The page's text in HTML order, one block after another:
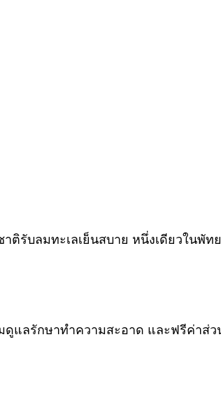
รับลมทะเลเย็นสบาย หนึ่งเดียวในพั
แลรักษาทำความสะอาด และฟรีค่าส่ว